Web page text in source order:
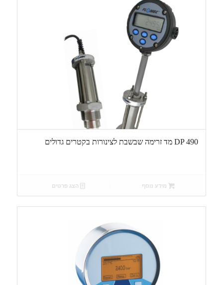
DP 490 מד זרימה שבשבת לצינורות בקטרים גדולים
מידע נוסף הצג פרטים